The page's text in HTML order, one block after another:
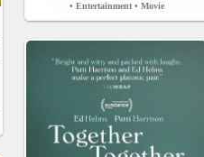
• Entertainment • Movie